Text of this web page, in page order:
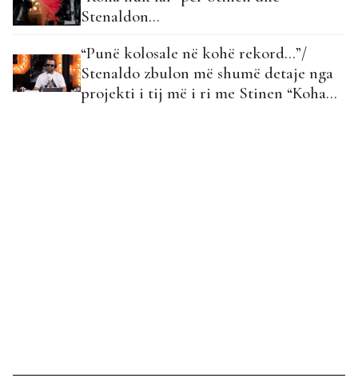
Stenaldon…
“Punë kolosale në kohë rekord…”/
Stenaldo zbulon më shumë detaje nga
projekti i tij më i ri me Stinen “Koha